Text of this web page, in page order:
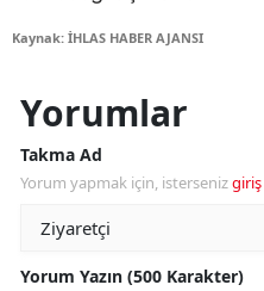
Kaynak: İHLAS HABER AJANSI
Yorumlar
Takma Ad
Yorum yapmak için, istersenizgiriş
Yorum Yazın (500 Karakter)